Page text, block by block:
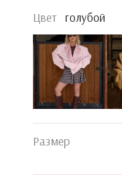
Цвет голубой
Размер